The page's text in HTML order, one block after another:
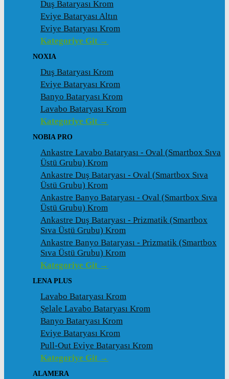
Duş Bataryası Krom
Eviye Bataryası Altın
Eviye Bataryası Krom
Kategoriye Git →
NOXIA
Duş Bataryası Krom
Eviye Bataryası Krom
Banyo Bataryası Krom
Lavabo Bataryası Krom
Kategoriye Git →
NOBIA PRO
Ankastre Lavabo Bataryası - Oval (Smartbox Sıva
Üstü Grubu) Krom
Ankastre Duş Bataryası - Oval (Smartbox Sıva
Üstü Grubu) Krom
Ankastre Banyo Bataryası - Oval (Smartbox Sıva
Üstü Grubu) Krom
Ankastre Duş Bataryası - Prizmatik (Smartbox
Sıva Üstü Grubu) Krom
Ankastre Banyo Bataryası - Prizmatik (Smartbox
Sıva Üstü Grubu) Krom
Kategoriye Git →
LENA PLUS
Lavabo Bataryası Krom
Şelale Lavabo Bataryası Krom
Banyo Bataryası Krom
Eviye Bataryası Krom
Pull-Out Eviye Bataryası Krom
Kategoriye Git →
ALAMERA